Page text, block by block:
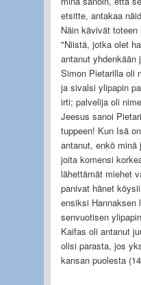
etsitte, antakaa
Näin kävivät
"Niistä, jotka olet
antanut yhdenkään
Simon Pietarilla oli
ja sivalsi ylipapin
irti; palvelija oli
Jeesus sanoi
tuppeen! Kun Isä
antanut, enkö
joita komensi
lähettämät miehet
panivat hänet
ensiksi Hannaksen
senvuotisen
Kaifas oli antanut
olisi parasta, jos
kansan puolesta